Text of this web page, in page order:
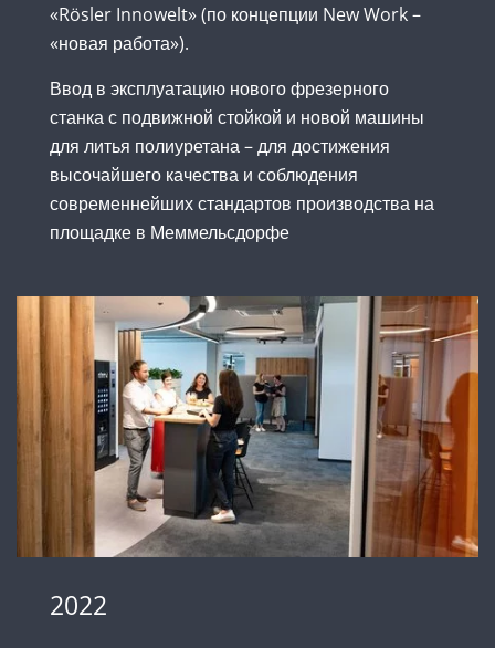
«Rösler Innowelt» (по концепции New Work –
«новая работа»).
Ввод в эксплуатацию нового фрезерного
станка с подвижной стойкой и новой машины
для литья полиуретана – для достижения
высочайшего качества и соблюдения
современнейших стандартов производства на
площадке в Меммельсдорфе
2022